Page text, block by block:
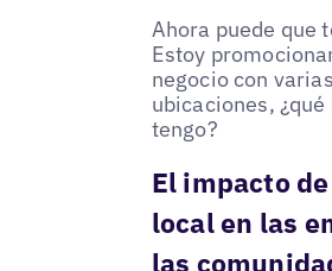
Ahora puede que
Estoy
negocio con varias
ubicaciones,
tengo?
El impacto
local en las
las